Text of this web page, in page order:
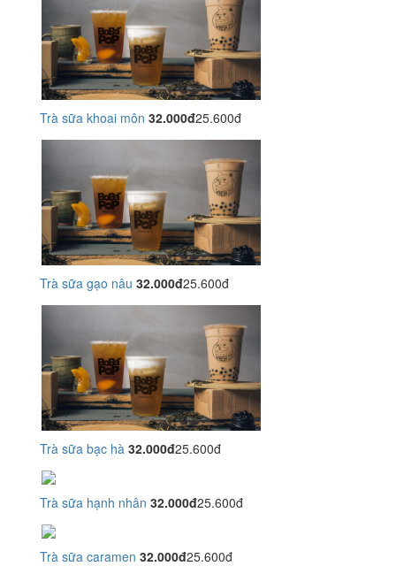
Trà sữa khoai môn 32.000đ25.600đ
Trà sữa gạo nâu 32.000đ25.600đ
Trà sữa bạc hà 32.000đ25.600đ
Trà sữa hạnh nhân 32.000đ25.600đ
Trà sữa caramen 32.000đ25.600đ